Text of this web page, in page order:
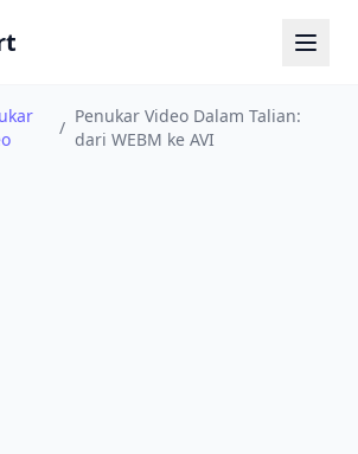
/
Penukar Video Dalam Talian:
dari WEBM ke AVI